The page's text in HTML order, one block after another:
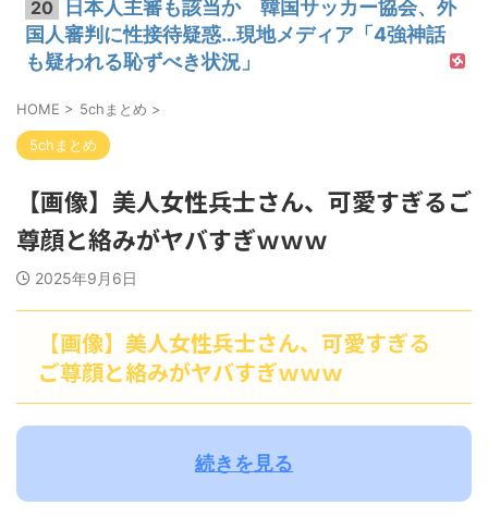
20
日本人主審も該当か 韓国サッカー協会、外
国人審判に性接待疑惑…現地メディア「4強神話
も疑われる恥ずべき状況」
HOME > 5chまとめ >
5chまとめ
【画像】美人女性兵士さん、可愛すぎるご
尊顔と絡みがヤバすぎｗｗｗ
2025年9月6日
【画像】美人女性兵士さん、可愛すぎる
ご尊顔と絡みがヤバすぎｗｗｗ
続きを見る